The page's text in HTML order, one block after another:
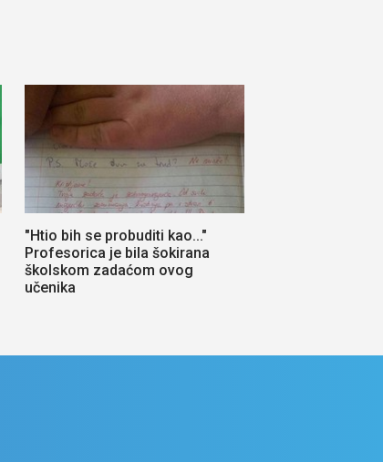
"Htio bih se probuditi kao..."
Profesorica je bila šokirana
školskom zadaćom ovog
učenika